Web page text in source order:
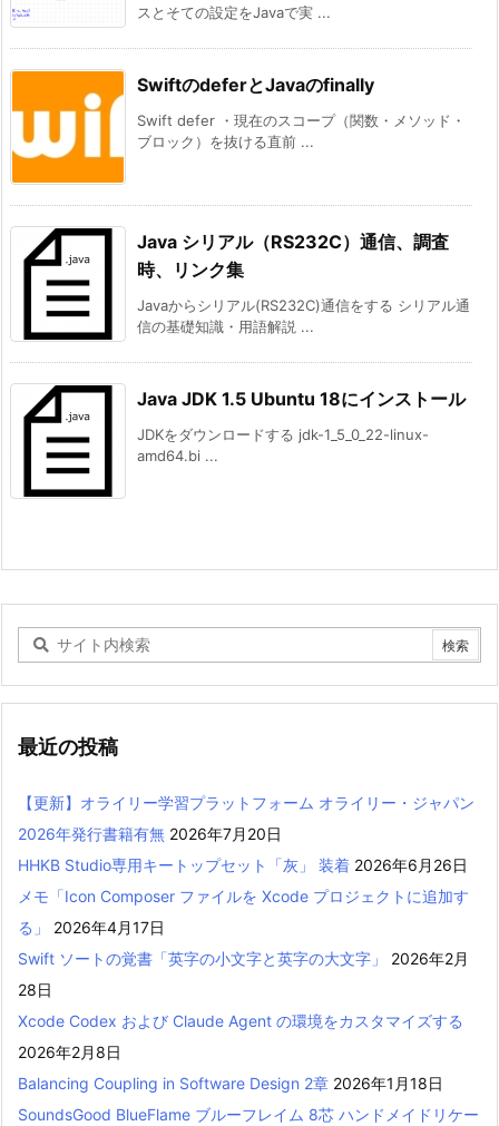
スとそての設定をJavaで実 ...
SwiftのdeferとJavaのfinally
Swift defer ・現在のスコープ（関数・メソッド・
ブロック）を抜ける直前 ...
Java シリアル（RS232C）通信、調査
時、リンク集
Javaからシリアル(RS232C)通信をする シリアル通
信の基礎知識・用語解説 ...
Java JDK 1.5 Ubuntu 18にインストール
JDKをダウンロードする jdk-1_5_0_22-linux-
amd64.bi ...
最近の投稿
【更新】オライリー学習プラットフォーム オライリー・ジャパン
2026年発行書籍有無 2026年7月20日
HHKB Studio専用キートップセット「灰」 装着 2026年6月26日
メモ「Icon Composer ファイルを Xcode プロジェクトに追加す
る」
2026年4月17日
Swift ソートの覚書「英字の小文字と英字の大文字」
2026年2月
28日
Xcode Codex および Claude Agent の環境をカスタマイズする
2026年2月8日
Balancing Coupling in Software Design 2章 2026年1月18日
SoundsGood BlueFlame ブルーフレイム 8芯 ハンドメイドリケー